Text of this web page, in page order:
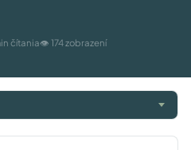
čítania👁 174 zobrazení